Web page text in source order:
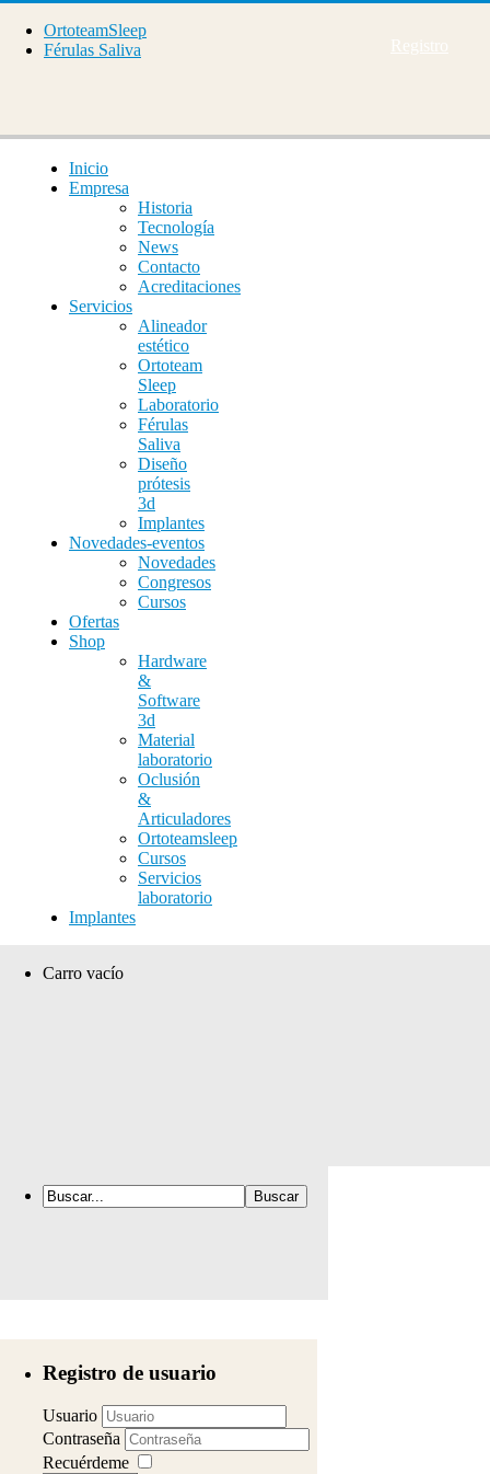
Registro
OrtoteamSleep
Férulas Saliva
Inicio
Empresa
Historia
Tecnología
News
Contacto
Acreditaciones
Servicios
Alineador
estético
Ortoteam
Sleep
Laboratorio
Férulas
Saliva
Diseño
prótesis
3d
Implantes
Novedades-eventos
Novedades
Congresos
Cursos
Ofertas
Shop
Hardware
&
Software
3d
Material
laboratorio
Oclusión
&
Articuladores
Ortoteamsleep
Cursos
Servicios
laboratorio
Implantes
Carro vacío
Registro de usuario
Usuario
Contraseña
Recuérdeme